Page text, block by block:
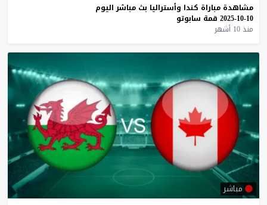
مشاهدة مباراة كندا وأستراليا بث مباشر اليوم
10-10-2025
قمة سابوتو
منذ 10 أشهر
مباشر